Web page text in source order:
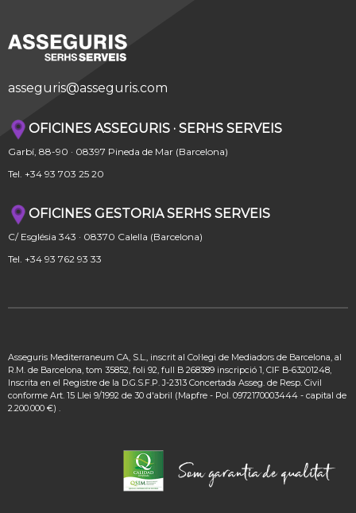
asseguris@asseguris.com
OFICINES ASSEGURIS · SERHS SERVEIS
Garbí, 88-90 · 08397 Pineda de Mar (Barcelona)
Tel. +34 93 703 25 20
OFICINES GESTORIA SERHS SERVEIS
C/ Església 343 · 08370 Calella (Barcelona)
Tel. +34 93 762 93 33
Asseguris Mediterraneum CA, S.L., inscrit al Col·legi de Mediadors de Barcelona, al
R.M. de Barcelona, tom 35852, foli 92, full B 268389 inscripció 1, CIF B-63201248,
Inscrita en el Registre de la D.G.S.F.P. J-2313 Concertada Asseg. de Resp. Civil
conforme Art. 15 Llei 9/1992 de 30 d'abril (Mapfre - Pol. 0972170003444 - capital de
2.200.000 €) .